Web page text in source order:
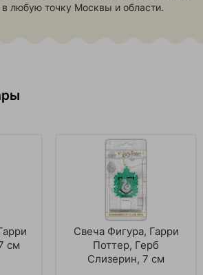
любую точку Москвы и области.
см
Свеча Фигура, Гарри
Поттер, Герб
Слизерин, 7 см